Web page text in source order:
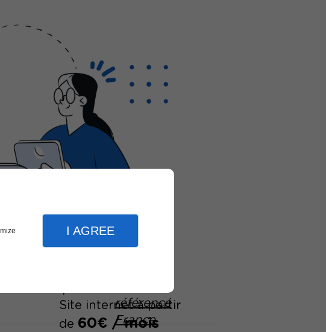
I AGREE
Site internet à partir
de 60€ / mois
référencé